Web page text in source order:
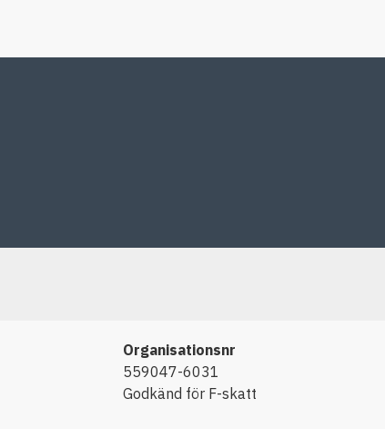
Organisationsnr
559047-6031
Godkänd för F-skatt